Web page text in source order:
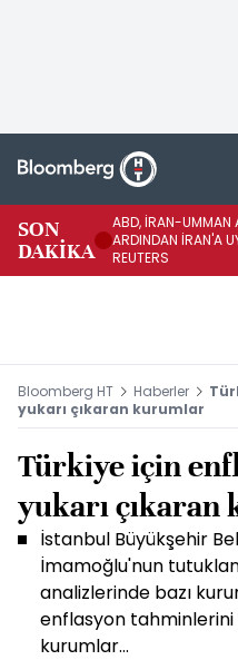
SON
DAKİKA
ABD, İRAN-UMMAN
ARDINDAN İRAN'A
REUTERS
Bloomberg HT Haberler
yukarı çıkaran kurumlar
Türkiye için
yukarı
İstanbul Büyükşehir
İmamoğlu'nun
analizlerinde bazı
enflasyon tahminlerini
kurumlar...